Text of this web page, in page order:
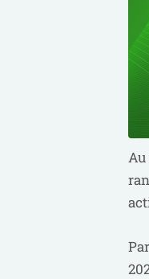
Au